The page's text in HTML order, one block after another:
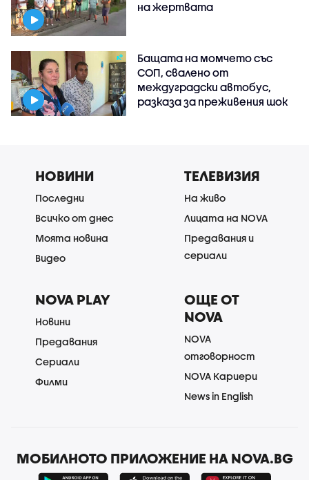
на жертвата
Бащата на момчето със
СОП, свалено от
междуградски автобус,
разказа за преживения шок
НОВИНИ
Последни
Всичко от днес
Моята новина
Видео
ТЕЛЕВИЗИЯ
На живо
Лицата на NOVA
Предавания и
сериали
NOVA PLAY
Новини
Предавания
Сериали
Филми
ОЩЕ ОТ
NOVA
NOVA
отговорност
NOVA Кариери
News in English
МОБИЛНОТО ПРИЛОЖЕНИЕ НА NOVA.BG